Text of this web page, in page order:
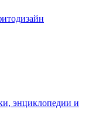
энциклопедии и